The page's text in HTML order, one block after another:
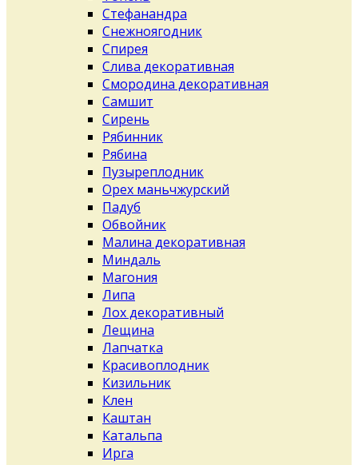
Стефанандра
Снежноягодник
Спирея
Слива декоративная
Смородина декоративная
Самшит
Сирень
Рябинник
Рябина
Пузыреплодник
Орех маньчжурский
Падуб
Обвойник
Малина декоративная
Миндаль
Магония
Липа
Лох декоративный
Лещина
Лапчатка
Красивоплодник
Кизильник
Клен
Каштан
Катальпа
Ирга